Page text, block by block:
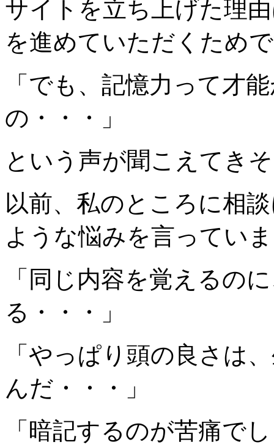
サイトを立ち上げた理
を進めていただくため
「でも、記憶力って才
の・・・」
という声が聞こえてき
以前、私のところに相
ような悩みを言ってい
「同じ内容を覚えるの
る・・・」
「やっぱり頭の良さは
んだ・・・」
「暗記するのが苦痛で